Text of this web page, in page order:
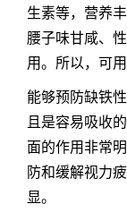
生素等，营养
腰子味甘咸、
用。所以，可
能够预防缺铁
且是容易吸收
面的作用非常
防和缓解视力
显。